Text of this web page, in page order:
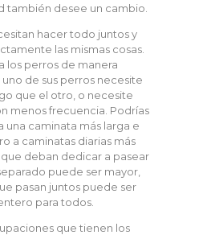
también desee un cambio.
hacer todo juntos y
las mismas cosas.
los perros de manera
de sus perros necesite
que el otro, o necesite
menos frecuencia. Podrías
una caminata más larga e
a caminatas diarias más
deban dedicar a pasear
puede ser mayor,
pasan juntos puede ser
para todos.
que tienen los